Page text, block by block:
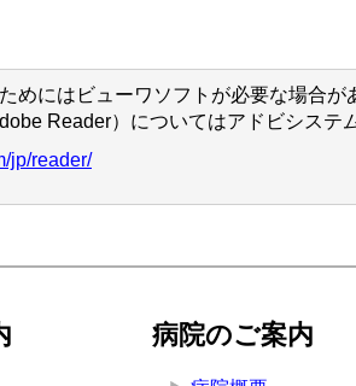
めにはビューワソフトが必要な場合が
Reader）についてはアドビシステ
jp/reader/
病院のご案内